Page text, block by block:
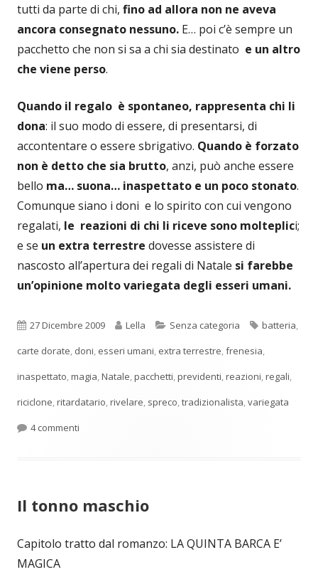
tutti da parte di chi, fino ad allora non ne aveva
ancora consegnato nessuno. E… poi c’è sempre un
pacchetto che non si sa a chi sia destinato e un altro
che viene perso.
Quando il regalo è spontaneo, rappresenta chi li
dona: il suo modo di essere, di presentarsi, di
accontentare o essere sbrigativo. Quando è forzato
non è detto che sia brutto, anzi, può anche essere
bello ma… suona… inaspettato e un poco stonato.
Comunque siano i doni e lo spirito con cui vengono
regalati, le reazioni di chi li riceve sono molteplici;
e se un extra terrestre dovesse assistere di
nascosto all’apertura dei regali di Natale si farebbe
un’opinione molto variegata degli esseri umani.
Pubblicato
27 Dicembre 2009 Autore
Lella Categorie
Senza categoria Tag
batteria,
carte dorate, doni, esseri umani, extra terrestre,frenesia,
inaspettato,magia,Natale,pacchetti,previdenti,reazioni,regali,
riciclone,ritardatario,rivelare, spreco,tradizionalista,variegata
4 commenti
Il tonno maschio
Capitolo tratto dal romanzo: LA QUINTA BARCA E’
MAGICA